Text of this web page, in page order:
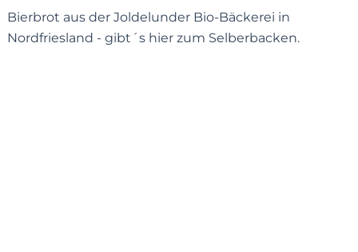
Bierbrot aus der Joldelunder Bio-Bäckerei in
Nordfriesland - gibt´s hier zum Selberbacken.